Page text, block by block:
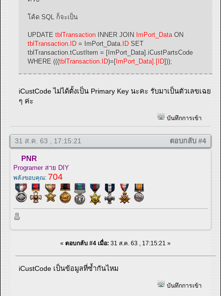
โค้ด SQL ก็จะเป็น
UPDATEtblTransaction INNER JOIN ImPort_DataON
tblTransaction. ID = ImPort_Data. ID SET
tblTransaction.tCustItem = [ImPort_Data].iCustPartsCode
WHERE (((tblTransaction.ID)=[ ImPort_Data].[ID]));
iCustCode ไม่ได้ตั้งเป็น Primary Key นะคะ รับมาเป็นตัวเลขเฉย
ๆ ค่ะ
บันทึกการเข้า
31 ส.ค. 63 , 17:15:21 ตอบกลับ #4
PNR
Programer สาย DIY
พลังขอบคุณ: 704
« ตอบกลับ #4 เมื่อ: 31 ส.ค. 63 , 17:15:21 »
iCustCode เป็นข้อมูลที่ซ้ำกันไหม
บันทึกการเข้า